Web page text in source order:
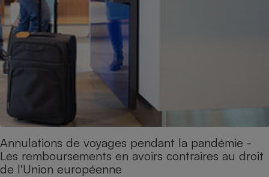
Annulations de voyages pendant la pandémie -
Les remboursements en avoirs contraires au droit
de l'Union européenne